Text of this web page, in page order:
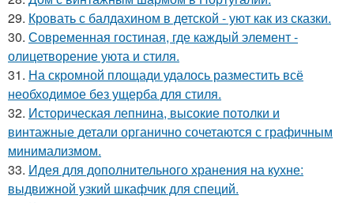
29. Кровать с балдахином в детской - уют как из сказки.
30. Современная гостиная, где каждый элемент -
олицетворение уюта и стиля.
31. На скромной площади удалось разместить всё
необходимое без ущерба для стиля.
32. Историческая лепнина, высокие потолки и
винтажные детали органично сочетаются с графичным
минимализмом.
33. Идея для дополнительного хранения на кухне:
выдвижной узкий шкафчик для специй.